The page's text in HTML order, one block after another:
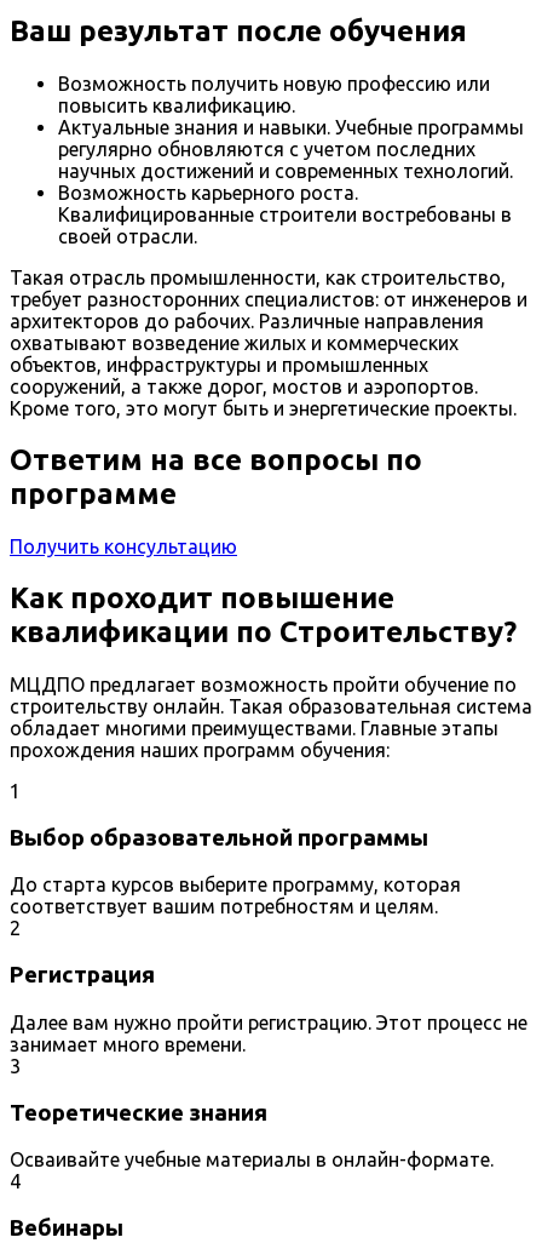
Ваш результат после обучения
Возможность получить новую профессию или
повысить квалификацию.
Актуальные знания и навыки. Учебные программы
регулярно обновляются с учетом последних
научных достижений и современных технологий.
Возможность карьерного роста.
Квалифицированные строители востребованы в
своей отрасли.
Такая отрасль промышленности, как строительство,
требует разносторонних специалистов: от инженеров и
архитекторов до рабочих. Различные направления
охватывают возведение жилых и коммерческих
объектов, инфраструктуры и промышленных
сооружений, а также дорог, мостов и аэропортов.
Кроме того, это могут быть и энергетические проекты.
Ответим на все вопросы по
программе
Получить консультацию
Как проходит повышение
квалификации по Строительству?
МЦДПО предлагает возможность пройти обучение по
строительству онлайн. Такая образовательная система
обладает многими преимуществами. Главные этапы
прохождения наших программ обучения:
1
Выбор образовательной программы
До старта курсов выберите программу, которая
соответствует вашим потребностям и целям.
2
Регистрация
Далее вам нужно пройти регистрацию. Этот процесс не
занимает много времени.
3
Теоретические знания
Осваивайте учебные материалы в онлайн-формате.
4
Вебинары